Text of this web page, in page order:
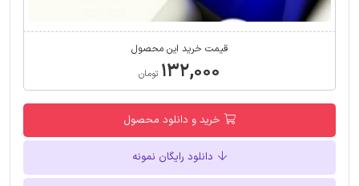
قیمت خرید این محصول
۱۳۲,۰۰۰ تومان
خرید و دانلود محصول
دانلود رایگان نمونه